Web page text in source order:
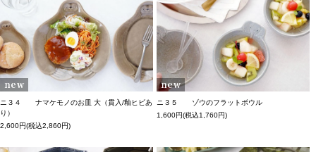
ニ３４ ナマケモノのお皿 大（貫入/釉ヒビあ
り）
2,600円(税込2,860円)
ニ３５ ゾウのフラットボウル
1,600円(税込1,760円)